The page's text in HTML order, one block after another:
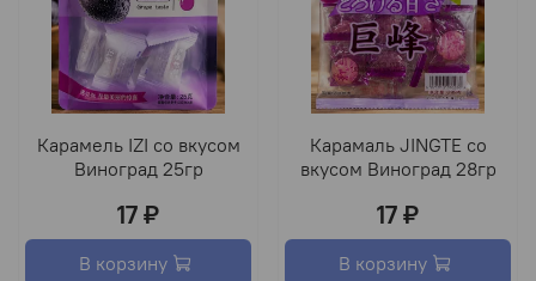
Карамель IZI со вкусом
Виноград 25гр
17 ₽
В корзину
Карамаль JINGTE со
вкусом Виноград 28гр
17 ₽
В корзину